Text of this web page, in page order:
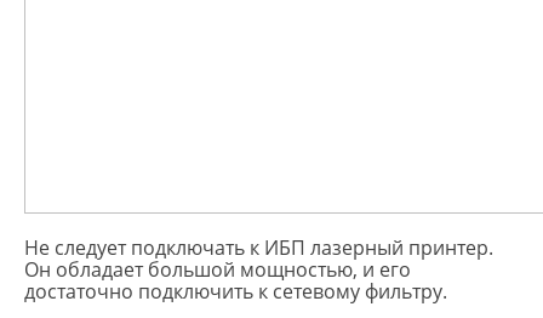
Не следует подключать к ИБП лазерный принтер.
Он обладает большой мощностью, и его
достаточно подключить к сетевому фильтру.